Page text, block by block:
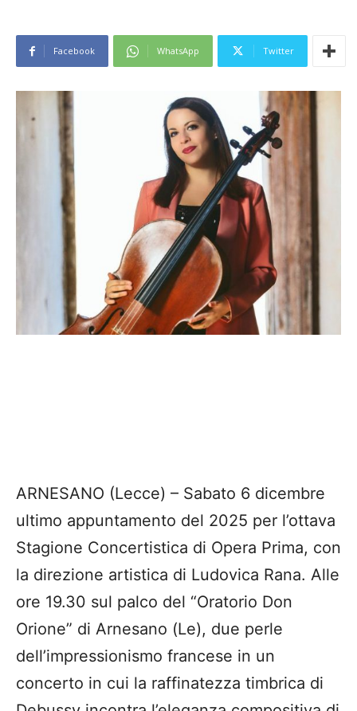
Facebook WhatsApp Twitter
ARNESANO (Lecce) – Sabato 6 dicembre
ultimo appuntamento del 2025 per l’ottava
Stagione Concertistica di Opera Prima, con
la direzione artistica di Ludovica Rana. Alle
ore 19.30 sul palco del “Oratorio Don
Orione” di Arnesano (Le), due perle
dell’impressionismo francese in un
concerto in cui la raffinatezza timbrica di